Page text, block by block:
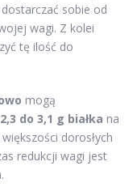
sobie od
wagi. Z kolei
tę ilość do
mogą
2,3 do 3,1 g białka na
dorosłych
redukcji wagi jest